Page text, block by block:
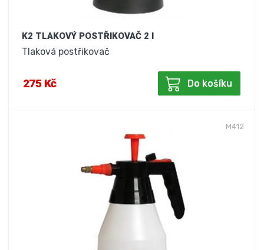
K2 TLAKOVÝ POSTŘIKOVAČ 2 l
Tlaková postřikovač
275 Kč Do košíku
M412